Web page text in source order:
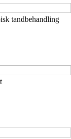
tandbehandling